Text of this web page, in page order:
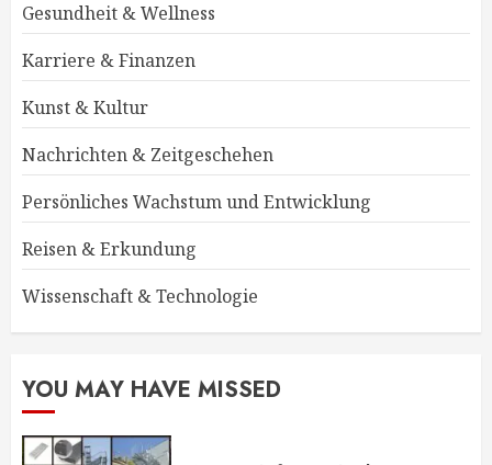
Gesundheit & Wellness
Karriere & Finanzen
Kunst & Kultur
Nachrichten & Zeitgeschehen
Persönliches Wachstum und Entwicklung
Reisen & Erkundung
Wissenschaft & Technologie
YOU MAY HAVE MISSED